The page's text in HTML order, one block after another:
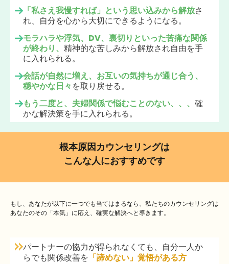
「私さえ我慢すれば」という思い込みから解放さ
れ、自分を心から大切にできるようになる。
モラハラや浮気、DV、裏切りといった苦痛な関係
が終わり、 精神的な苦しみから解放され自由を手
に入れられる。
会話が自然に増え、お互いの気持ちが通じ合う、
穏やかな日々を取り戻せる。
もう二度と、夫婦関係で悩むことのない、、、 確
かな解決策を手に入れられる。
根本原因カウンセリングは
こんな人におすすめです
もし、あなたが以下に一つでも当てはまるなら、私たちのカウンセリングは
あなたのその「本気」に応え、確実な解決へと導きます。
パートナーの協力が得られなくても、自分一人か
らでも関係改善を 「諦めない」覚悟がある方